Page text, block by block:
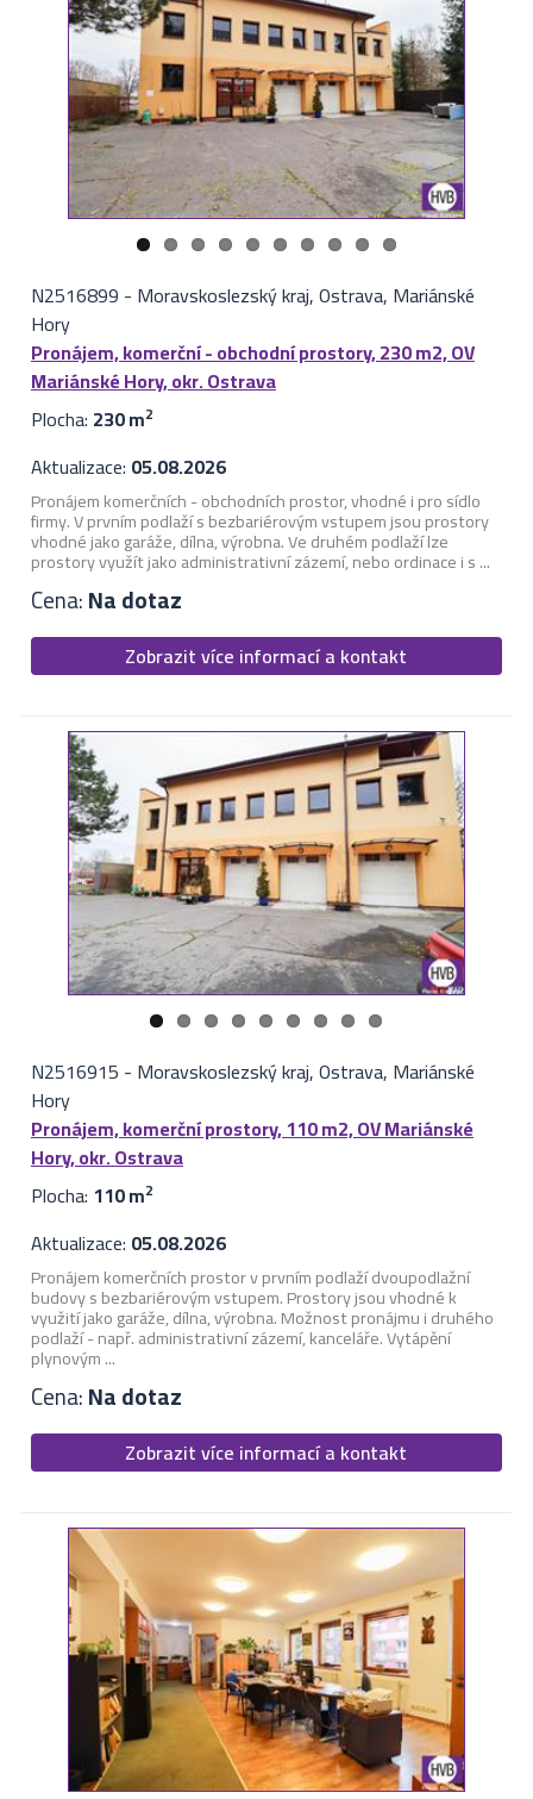
N2516899 - Moravskoslezský kraj, Ostrava, Mariánské
Hory
Pronájem, komerční - obchodní prostory, 230 m2, OV
Mariánské Hory, okr. Ostrava
Plocha: 230 m2
Aktualizace: 05.08.2026
Pronájem komerčních - obchodních prostor, vhodné i pro sídlo
firmy. V prvním podlaží s bezbariérovým vstupem jsou prostory
vhodné jako garáže, dílna, výrobna. Ve druhém podlaží lze
prostory využít jako administrativní zázemí, nebo ordinace i s ...
Cena:Na dotaz
Zobrazit více informací a kontakt
N2516915 - Moravskoslezský kraj, Ostrava, Mariánské
Hory
Pronájem, komerční prostory, 110 m2, OV Mariánské
Hory, okr. Ostrava
Plocha: 110 m2
Aktualizace: 05.08.2026
Pronájem komerčních prostor v prvním podlaží dvoupodlažní
budovy s bezbariérovým vstupem. Prostory jsou vhodné k
využití jako garáže, dílna, výrobna. Možnost pronájmu i druhého
podlaží - např. administrativní zázemí, kanceláře. Vytápění
plynovým ...
Cena:Na dotaz
Zobrazit více informací a kontakt